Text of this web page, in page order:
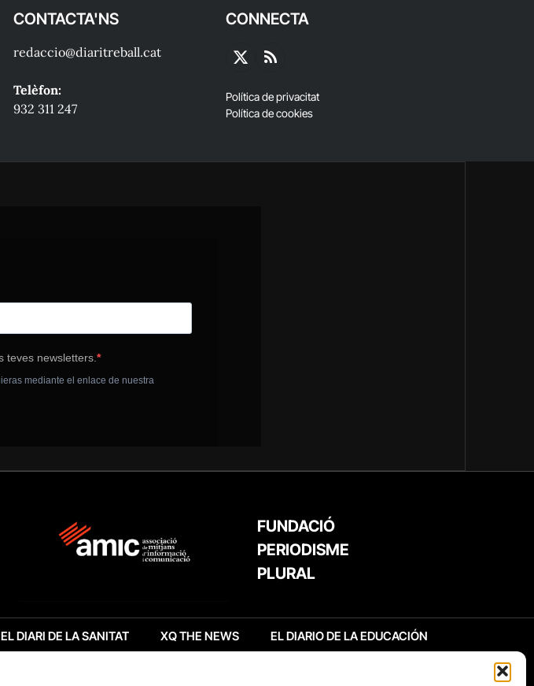
CONTACTA'NS
redaccio@diaritreball.cat
Telèfon:
932 311 247
CONNECTA
X
RSS
Política de privacitat
Política de cookies
FUNDACIÓ
PERIODISME
PLURAL
EL DIARI DE LA SANITAT XQ THE NEWS EL DIARIO DE LA EDUCACIÓN